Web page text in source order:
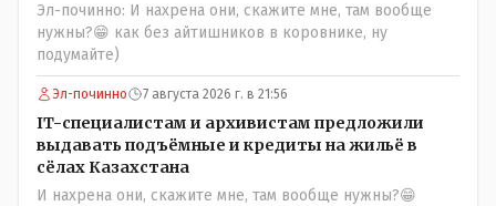
Эл-починно: И нахрена они, скажите мне, там вообще
нужны?😁 как без айтишников в коровнике, ну
подумайте)
Эл-починно 7 августа 2026 г. в 21:56
IT-специалистам и архивистам предложили
выдавать подъёмные и кредиты на жильё в
сёлах Казахстана
И нахрена они, скажите мне, там вообще нужны?😁